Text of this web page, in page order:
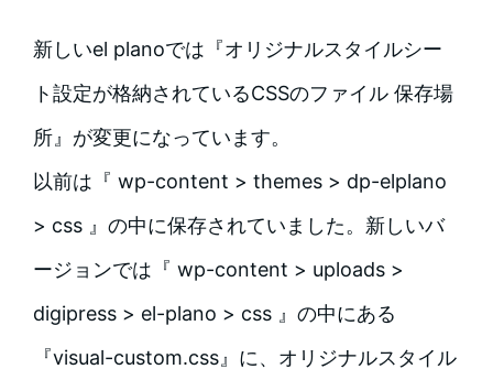
新しいel planoでは『オリジナルスタイルシー
ト設定が格納されているCSSのファイル 保存場
所』が変更になっています。
以前は『 wp-content > themes > dp-elplano
> css 』の中に保存されていました。新しいバ
ージョンでは『 wp-content > uploads >
digipress > el-plano > css 』の中にある
『visual-custom.css』に、オリジナルスタイル